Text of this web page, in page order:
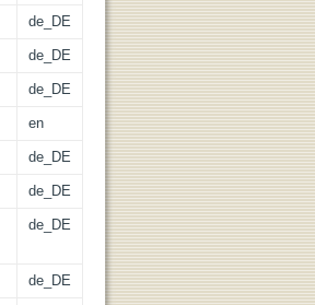
de_DE
de_DE
de_DE
en
de_DE
de_DE
de_DE
de_DE